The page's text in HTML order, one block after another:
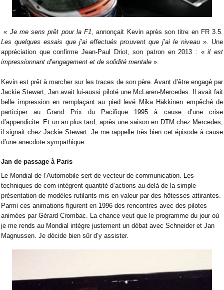
« Je me sens prêt pour la F1 , annonçait Kevin après son titre en FR 3.5.
Les quelques essais que j’ai effectués prouvent que j’ai le niveau». Une
appréciation que confirme Jean-Paul Driot, son patron en 2013 : «il est
impressionnant d’engagement et de solidité mentale ».
Kevin est prêt à marcher sur les traces de son père. Avant d’être engagé par
Jackie Stewart, Jan avait lui-aussi piloté une McLaren-Mercedes. Il avait fait
belle impression en remplaçant au pied levé Mika Häkkinen empêché de
participer au Grand Prix du Pacifique 1995 à cause d’une crise
d’appendicite. Et un an plus tard, après une saison en DTM chez Mercedes,
il signait chez Jackie Stewart. Je me rappelle très bien cet épisode à cause
d’une anecdote sympathique.
Jan de passage à Paris
Le Mondial de l’Automobile sert de vecteur de communication. Les
techniques de com intègrent quantité d’actions au-delà de la simple
présentation de modèles rutilants mis en valeur par des hôtesses attirantes.
Parmi ces animations figurent en 1996 des rencontres avec des pilotes
animées par Gérard Crombac. La chance veut que le programme du jour où
je me rends au Mondial intègre justement un débat avec Schneider et Jan
Magnussen. Je décide bien sûr d’y assister.